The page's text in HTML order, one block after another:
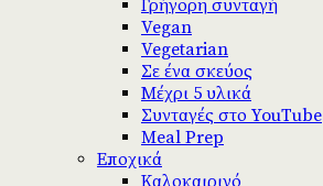
Γρήγορη συνταγή
Vegan
Vegetarian
Σε ένα σκεύος
Μέχρι 5 υλικά
Συνταγές στο YouTube
Meal Prep
Εποχικά
Καλοκαιρινό